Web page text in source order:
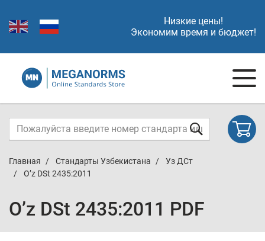
Низкие цены!
Экономим время и бюджет!
Главная Стандарты Узбекистана
Уз ДСт
O’z DSt 2435:2011
O’z DSt 2435:2011 PDF